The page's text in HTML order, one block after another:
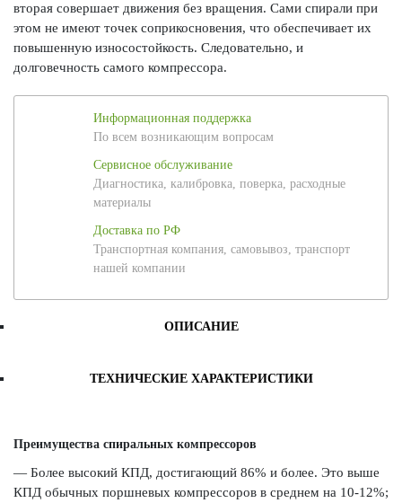
вторая совершает движения без вращения. Сами спирали при
этом не имеют точек соприкосновения, что обеспечивает их
повышенную износостойкость. Следовательно, и
долговечность самого компрессора.
Информационная поддержка
По всем возникающим вопросам
Сервисное обслуживание
Диагностика, калибровка, поверка, расходные
материалы
Доставка по РФ
Транспортная компания, самовывоз, транспорт
нашей компании
ОПИСАНИЕ
ТЕХНИЧЕСКИЕ ХАРАКТЕРИСТИКИ
Преимущества спиральных компрессоров
— Более высокий КПД, достигающий 86% и более. Это выше
КПД обычных поршневых компрессоров в среднем на 10-12%;